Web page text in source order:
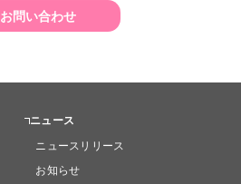
お問い合わせ
ニュース
ニュースリリース
お知らせ